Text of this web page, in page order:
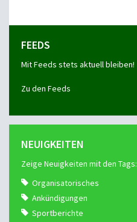
FEEDS
Mit Feeds stets aktuell bleiben!
Zu den Feeds
NEUIGKEITEN
Zeige Neuigkeiten mit den Tags:
Organisatorisches
Ankündigungen
Sportberichte